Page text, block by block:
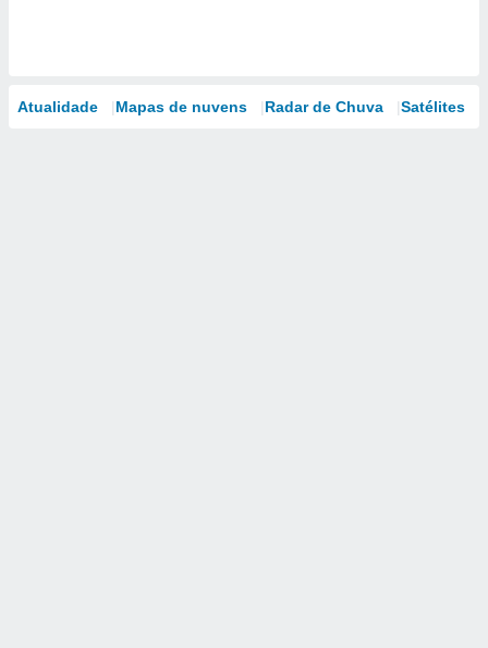
Atualidade Mapas de nuvens Radar de Chuva Satélites